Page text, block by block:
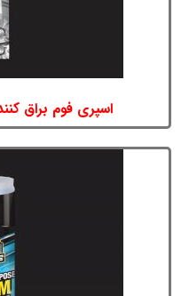
اسپری فوم براق